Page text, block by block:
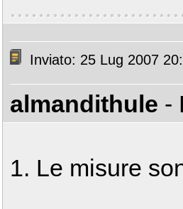
Inviato: 25 Lug 2007
almandithule -
1. Le misure